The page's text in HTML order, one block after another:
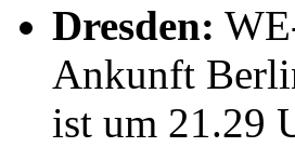
Dresden:
Ankunft
ist um 21.29